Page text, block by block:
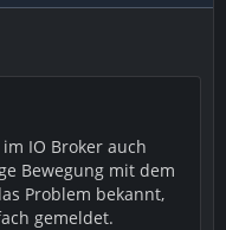
IO Broker auch
Bewegung mit dem
Problem bekannt,
gemeldet.